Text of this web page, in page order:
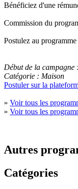
Bénéficiez d'une
Commission du
Postulez au
Début de la campagne
Catégorie : Maison
Postuler sur la
» Voir tous les
» Voir tous les
Autres
Catégories